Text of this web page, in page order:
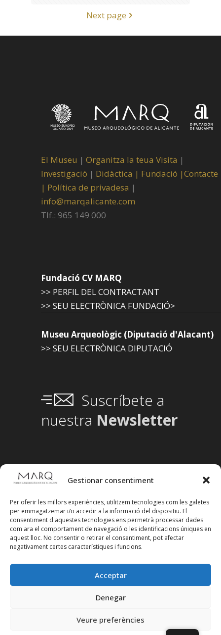
Gestionar consentiment
Per oferir les millors experiències, utilitzem tecnologies com les galetes
per emmagatzemar i/o accedir a la informació del dispositiu. El
consentiment d'aquestes tecnologies ens permetrà processar dades
com ara el comportament de navegació o les identificacions úniques en
aquest lloc. No consentir o retirar el consentiment, pot afectar
negativament certes característiques i funcions.
Acceptar
Denegar
Veure preferències
Next page
El Museu | Organitza la teua Visita |
Investigació | Didàctica | Fundació |Contacte
| Política de privadesa |
info@marqalicante.com
Tlf.: 965 149 000
Fundació CV MARQ
>> PERFIL DEL CONTRACTANT
>> SEU ELECTRÒNICA FUNDACIÓ>
Museu Arqueològic (Diputació d'Alacant)
>> SEU ELECTRÒNICA DIPUTACIÓ
Suscríbete a
nuestra Newsletter
Segueix-nos en xarxes socials